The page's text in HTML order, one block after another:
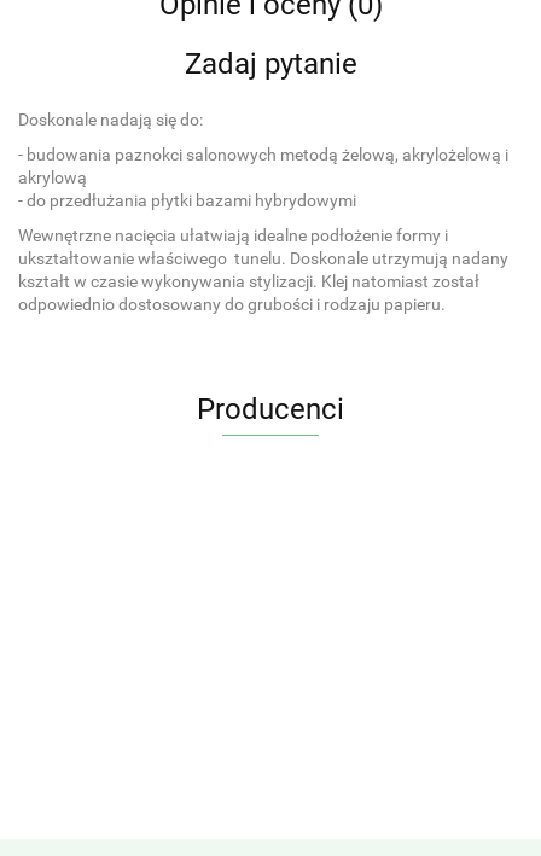
Zadaj pytanie
Doskonale nadają się do:
- budowania paznokci salonowych metodą żelową, akrylożelową i
akrylową
- do przedłużania płytki bazami hybrydowymi
Wewnętrzne nacięcia ułatwiają idealne podłożenie formy i
ukształtowanie właściwego tunelu. Doskonale utrzymują nadany
kształt w czasie wykonywania stylizacji. Klej natomiast został
odpowiednio dostosowany do grubości i rodzaju papieru.
Producenci